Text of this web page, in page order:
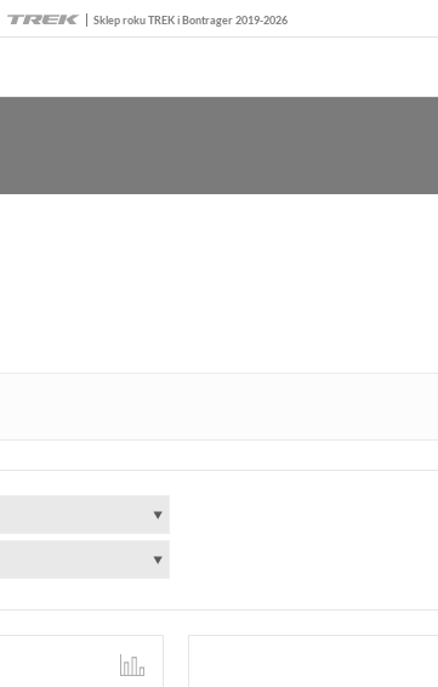
Sklep roku TREK i Bontrager 2019-2026